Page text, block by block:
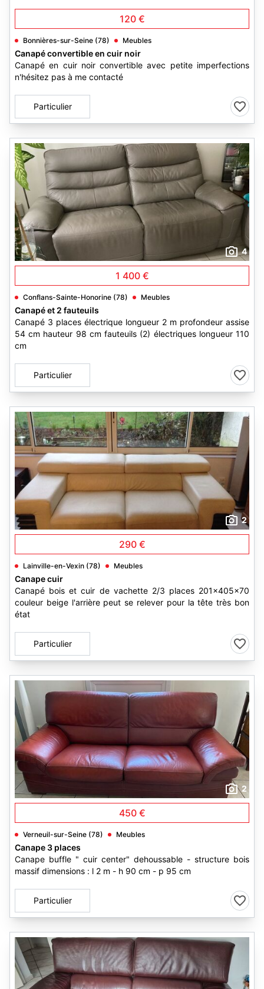
120 €
Bonnières-sur-Seine (78) Meubles
Canapé convertible en cuir noir
Canapé en cuir noir convertible avec petite imperfections
n'hésitez pas à me contacté
Particulier
4
1 400 €
Conflans-Sainte-Honorine (78) Meubles
Canapé et 2 fauteuils
Canapé 3 places électrique longueur 2 m profondeur assise
54 cm hauteur 98 cm fauteuils (2) électriques longueur 110
cm
Particulier
2
290 €
Lainville-en-Vexin (78) Meubles
Canape cuir
Canapé bois et cuir de vachette 2/3 places 201x405x70
couleur beige l'arrière peut se relever pour la tête très bon
état
Particulier
2
450 €
Verneuil-sur-Seine (78) Meubles
Canape 3 places
Canape buffle " cuir center" dehoussable - structure bois
massif dimensions : l 2 m - h 90 cm - p 95 cm
Particulier